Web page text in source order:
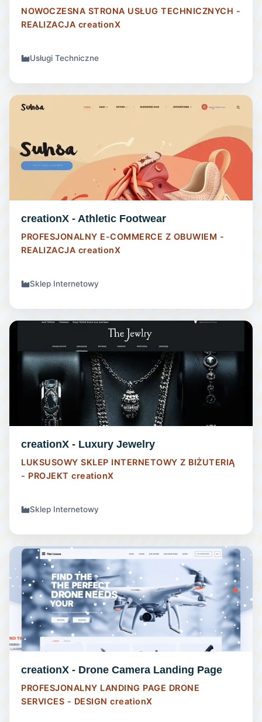
NOWOCZESNA STRONA USŁUG TECHNICZNYCH -
REALIZACJA creationX
Usługi Techniczne
SKLEP INTERNETOWY
creationX - Athletic Footwear
PROFESJONALNY E-COMMERCE Z OBUWIEM -
REALIZACJA creationX
Sklep Internetowy
SKLEP INTERNETOWY
creationX - Luxury Jewelry
LUKSUSOWY SKLEP INTERNETOWY Z BIŻUTERIĄ
- PROJEKT creationX
Sklep Internetowy
LANDING PAGE
creationX - Drone Camera Landing Page
PROFESJONALNY LANDING PAGE DRONE
SERVICES - DESIGN creationX